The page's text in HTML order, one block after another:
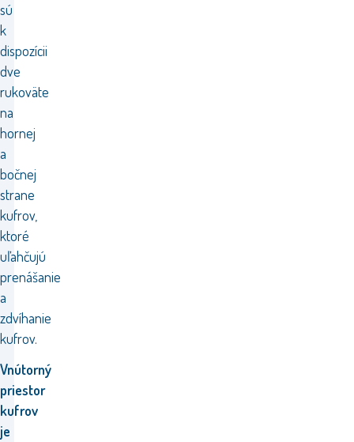
sú
k
dispozícii
dve
rukoväte
na
hornej
a
bočnej
strane
kufrov,
ktoré
uľahčujú
prenášanie
a
zdvíhanie
kufrov.
Vnútorný
priestor
kufrov
je